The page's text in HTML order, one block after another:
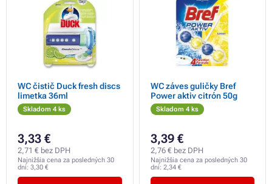
WC čistič Duck fresh discs
limetka 36ml
Skladom 4 ks
3,33 €
2,71 € bez DPH
Najnižšia cena za posledných 30
dní: 3,30 €
WC záves guličky Bref
Power aktiv citrón 50g
Skladom 4 ks
3,39 €
2,76 € bez DPH
Najnižšia cena za posledných 30
dní: 2,34 €